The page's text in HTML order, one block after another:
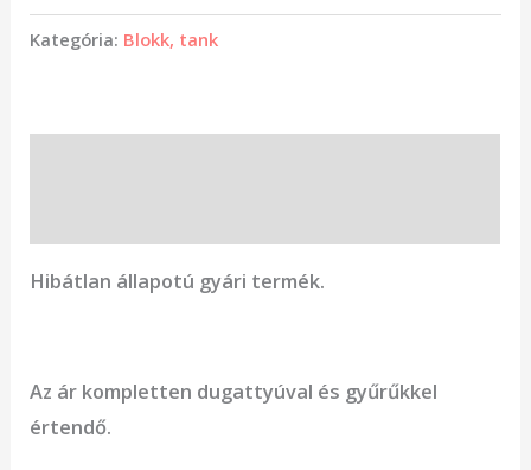
Kategória: Blokk, tank
Hibátlan állapotú gyári termék.
Az ár kompletten dugattyúval és gyűrűkkel
értendő.